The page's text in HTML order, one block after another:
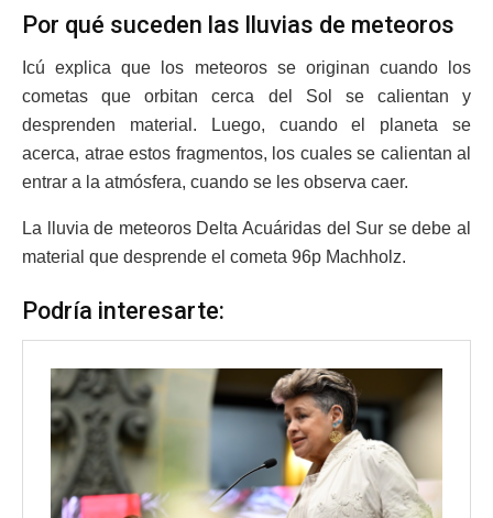
Por qué suceden las lluvias de meteoros
Icú explica que los meteoros se originan cuando los
cometas que orbitan cerca del Sol se calientan y
desprenden material. Luego, cuando el planeta se
acerca, atrae estos fragmentos, los cuales se calientan al
entrar a la atmósfera, cuando se les observa caer.
La lluvia de meteoros Delta Acuáridas del Sur se debe al
material que desprende el cometa 96p Machholz.
Podría interesarte: